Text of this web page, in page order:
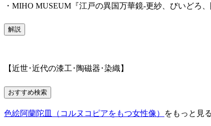
・MIHO MUSEUM『江戸の異国万華鏡-更紗、びいどろ、
解説
【近世･近代の漆工･陶磁器･染織】
おすすめ検索
色絵阿蘭陀皿（コルヌコピアをもつ女性像） をもっと見る